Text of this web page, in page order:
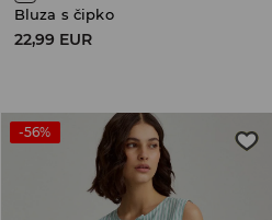
Bluza s čipko
22,99 EUR
-56%